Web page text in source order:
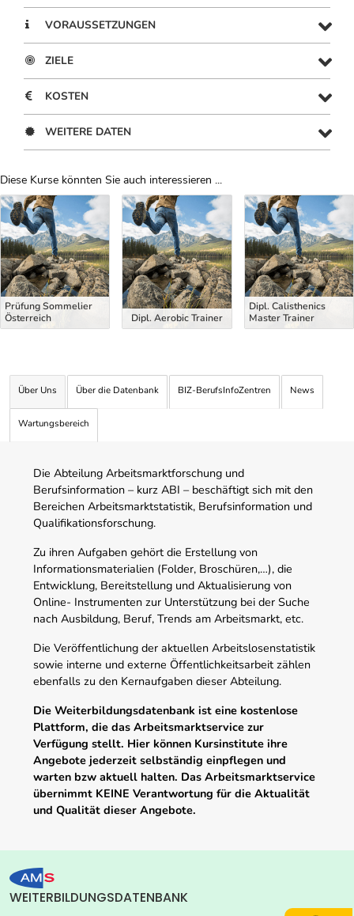
VORAUSSETZUNGEN
ZIELE
KOSTEN
WEITERE DATEN
Diese Kurse könnten Sie auch interessieren ...
Uber Weiterbildungsvorschläge
Prüfung Sommelier
Österreich
Dipl. Aerobic Trainer
Dipl. Calisthenics
Master Trainer
Über Uns Über die Datenbank BIZ-BerufsInfoZentren News
Wartungsbereich
Die Abteilung Arbeitsmarktforschung und
Berufsinformation – kurz ABI – beschäftigt sich mit den
Bereichen Arbeitsmarktstatistik, Berufsinformation und
Qualifikationsforschung.
Zu ihren Aufgaben gehört die Erstellung von
Informationsmaterialien (Folder, Broschüren,…), die
Entwicklung, Bereitstellung und Aktualisierung von
Online- Instrumenten zur Unterstützung bei der Suche
nach Ausbildung, Beruf, Trends am Arbeitsmarkt, etc.
Die Veröffentlichung der aktuellen Arbeitslosenstatistik
sowie interne und externe Öffentlichkeitsarbeit zählen
ebenfalls zu den Kernaufgaben dieser Abteilung.
Die Weiterbildungsdatenbank ist eine kostenlose
Plattform, die das Arbeitsmarktservice zur
Verfügung stellt. Hier können Kursinstitute ihre
Angebote jederzeit selbständig einpflegen und
warten bzw aktuell halten. Das Arbeitsmarktservice
übernimmt KEINE Verantwortung für die Aktualität
und Qualität dieser Angebote.
WEITERBILDUNGSDATENBANK